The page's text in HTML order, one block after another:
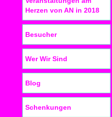
Herzen von AN in 2018
Besucher
Wer Wir Sind
Blog
Schenkungen